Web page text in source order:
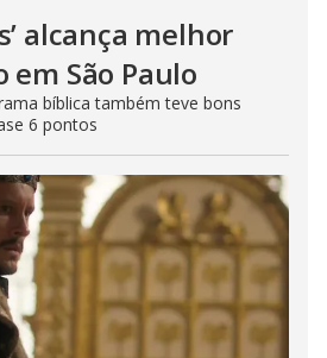
alcança melhor
em São Paulo
bíblica também teve bons
6 pontos